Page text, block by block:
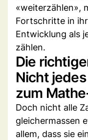
«weiterzählen»,
Fortschritte in
Entwicklung als
zählen.
Die
Nicht
zum
Doch nicht alle
gleichermassen
allem, dass sie